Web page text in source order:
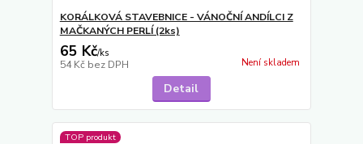
KORÁLKOVÁ STAVEBNICE - VÁNOČNÍ ANDÍLCI Z
MAČKANÝCH PERLÍ (2ks)
65 Kč/ks
54 Kč bez DPH Není skladem
Detail
TOP produkt